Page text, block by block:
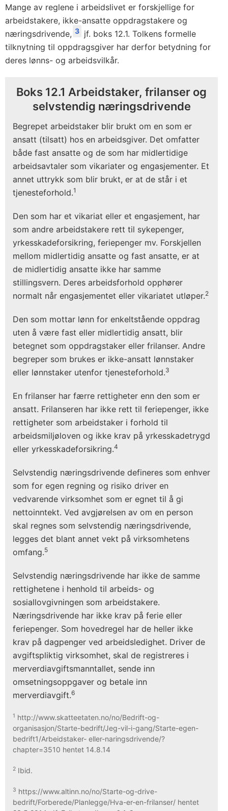
Mange av reglene i arbeidslivet er forskjellige for
arbeidstakere, ikke-ansatte oppdragstakere og
næringsdrivende, 3 jf. boks 12.1. Tolkens formelle
tilknytning til oppdragsgiver har derfor betydning for
deres lønns- og arbeidsvilkår.
Boks 12.1 Arbeidstaker, frilanser og
selvstendig næringsdrivende
Begrepet arbeidstaker blir brukt om en som er
ansatt (tilsatt) hos en arbeidsgiver. Det omfatter
både fast ansatte og de som har midlertidige
arbeidsavtaler som vikariater og engasjementer. Et
annet uttrykk som blir brukt, er at de står i et
tjenesteforhold.1
Den som har et vikariat eller et engasjement, har
som andre arbeidstakere rett til sykepenger,
yrkesskadeforsikring, feriepenger mv. Forskjellen
mellom midlertidig ansatte og fast ansatte, er at
de midlertidig ansatte ikke har samme
stillingsvern. Deres arbeidsforhold opphører
normalt når engasjementet eller vikariatet utløper.2
Den som mottar lønn for enkeltstående oppdrag
uten å være fast eller midlertidig ansatt, blir
betegnet som oppdragstaker eller frilanser. Andre
begreper som brukes er ikke-ansatt lønnstaker
eller lønnstaker utenfor tjenesteforhold.3
En frilanser har færre rettigheter enn den som er
ansatt. Frilanseren har ikke rett til feriepenger, ikke
rettigheter som arbeidstaker i forhold til
arbeidsmiljøloven og ikke krav på yrkesskadetrygd
eller yrkesskadeforsikring.4
Selvstendig næringsdrivende defineres som enhver
som for egen regning og risiko driver en
vedvarende virksomhet som er egnet til å gi
nettoinntekt. Ved avgjørelsen av om en person
skal regnes som selvstendig næringsdrivende,
legges det blant annet vekt på virksomhetens
omfang.5
Selvstendig næringsdrivende har ikke de samme
rettighetene i henhold til arbeids- og
sosiallovgivningen som arbeidstakere.
Næringsdrivende har ikke krav på ferie eller
feriepenger. Som hovedregel har de heller ikke
krav på dagpenger ved arbeidsledighet. Driver de
avgiftspliktig virksomhet, skal de registreres i
merverdiavgiftsmanntallet, sende inn
omsetningsoppgaver og betale inn
merverdiavgift.6
1 http://www.skatteetaten.no/no/Bedrift-og-
organisasjon/Starte-bedrift/Jeg-vil-i-gang/Starte-egen-
bedrift1/Arbeidstaker- eller-naringsdrivende/?
chapter=3510 hentet 14.8.14
2 Ibid.
3 https://www.altinn.no/no/Starte-og-drive-
bedrift/Forberede/Planlegge/Hva-er-en-frilanser/ hentet